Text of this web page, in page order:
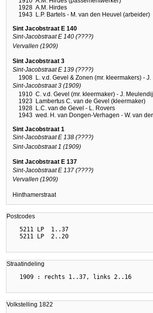
1928 A.M. Hirdes
1943 L.P. Bartels - M. van den Heuvel (arbeider)
Sint Jacobstraat E 140
Sint-Jacobstraat E 140 (????)
Vervallen (1909)
Sint Jacobstraat 3
Sint-Jacobstraat E 139 (????)
1908 L. v.d. Gevel & Zonen (mr. kleermakers) -
Sint-Jacobstraat 3 (1909)
1910 C. v.d. Gevel (mr. kleermaker) - J.
1923 Lambertus C. van de Gevel (kleermaker)
1928 L.C. van de Gevel - L. Rovers
1943 wed. H. van Dongen-Verhagen - W. van
Sint Jacobstraat 1
Sint-Jacobstraat E 138 (????)
Sint-Jacobstraat 1 (1909)
Sint Jacobstraat E 137
Sint-Jacobstraat E 137 (????)
Vervallen (1909)
Hinthamerstraat
Postcodes
  5211 LP  1..37
Straatindeling
Volkstelling 1822